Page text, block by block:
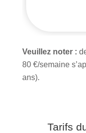
Veuillez noter :
80 €/semaine
ans).
Tarifs